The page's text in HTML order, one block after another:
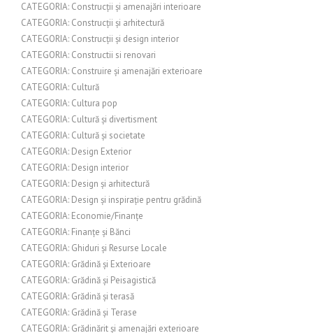
CATEGORIA: Construcții și amenajări interioare
CATEGORIA: Construcții și arhitectură
CATEGORIA: Construcții și design interior
CATEGORIA: Constructii si renovari
CATEGORIA: Construire și amenajări exterioare
CATEGORIA: Cultură
CATEGORIA: Cultura pop
CATEGORIA: Cultură și divertisment
CATEGORIA: Cultură și societate
CATEGORIA: Design Exterior
CATEGORIA: Design interior
CATEGORIA: Design și arhitectură
CATEGORIA: Design și inspirație pentru grădină
CATEGORIA: Economie/Finanțe
CATEGORIA: Finanțe și Bănci
CATEGORIA: Ghiduri și Resurse Locale
CATEGORIA: Grădină și Exterioare
CATEGORIA: Grădină și Peisagistică
CATEGORIA: Grădină și terasă
CATEGORIA: Grădină și Terase
CATEGORIA: Grădinărit și amenajări exterioare